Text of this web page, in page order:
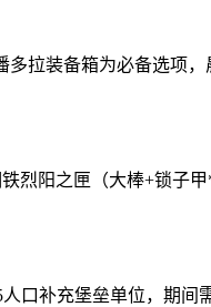
拉装备箱为必备选项
烈阳之匣（大棒+锁子
口补充堡垒单位，期间